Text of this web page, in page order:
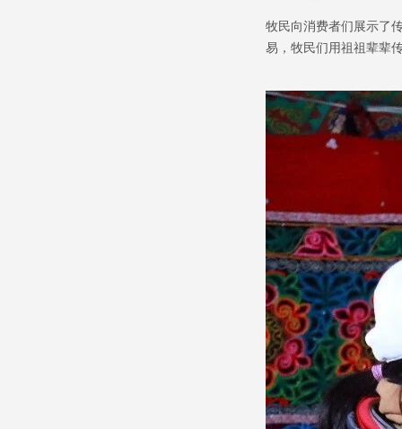
牧民向消费者们展示了
易，牧民们用祖祖辈辈